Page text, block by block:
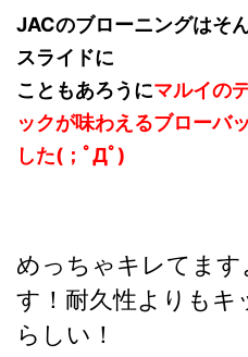
JACのブローニングはそ
スライドに
こともあろうにマルイの
ックが味わえるブローバ
した(；ﾟДﾟ)
めっちゃキレてま
す！耐久性よりもキ
らしい！